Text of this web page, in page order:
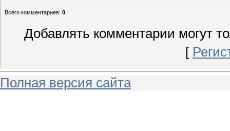
Всего комментариев: 0
Добавлять комментарии могут
[
Полная версия сайта